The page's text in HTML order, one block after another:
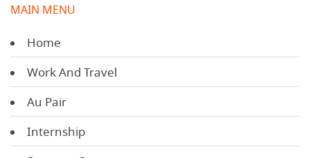
MAIN MENU
Home
Work And Travel
Au Pair
Internship